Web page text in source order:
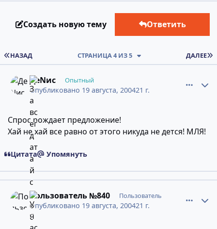
Создать новую тему Ответить
ПЕРВАЯ СТРАНИЦА
НАЗАД ДАЛЕЕ
СТРАНИЦА 4 ИЗ 5
ДеNис Опытный
Опубликовано 19 августа, 200421 г.
Спрос рождает предложение!
Хай не хай все равно от этого никуда не дется! МЛЯ!
Цитата Упомянуть
Пользователь №840 Пользователь
Опубликовано 19 августа, 200421 г.
comment_274833
Статистика авторов